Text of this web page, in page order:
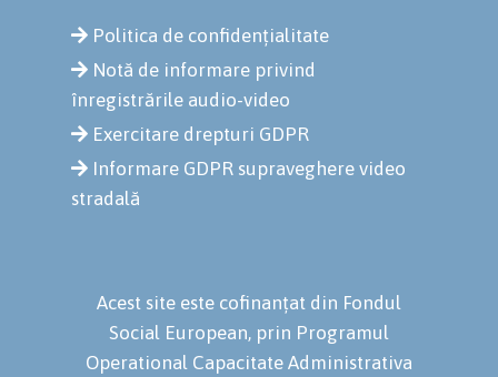
Politica de confidențialitate
Notă de informare privind
înregistrările audio-video
Exercitare drepturi GDPR
Informare GDPR supraveghere video
stradală
Acest site este cofinanțat din Fondul
Social European, prin Programul
Operational Capacitate Administrativa